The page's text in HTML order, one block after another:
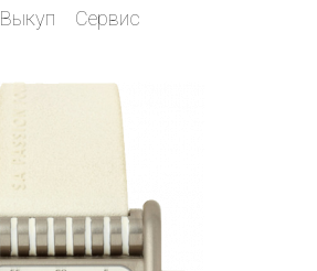
Выкуп Сервис